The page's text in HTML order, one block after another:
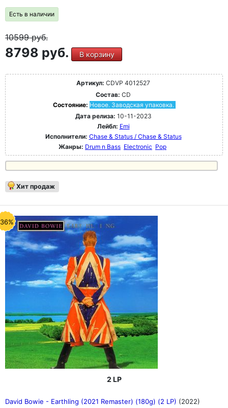
Есть в наличии
10599руб.
8798 руб. В корзину
Артикул: CDVP 4012527
Состав: CD
Состояние: Новое. Заводская упаковка.
Дата релиза: 10-11-2023
Лейбл: Emi
Исполнители: Chase & Status / Chase & Status
Жанры: Drum n Bass Electronic Pop
Хит продаж
2 LP
David Bowie - Earthling (2021 Remaster) (180g) (2 LP) (2022)